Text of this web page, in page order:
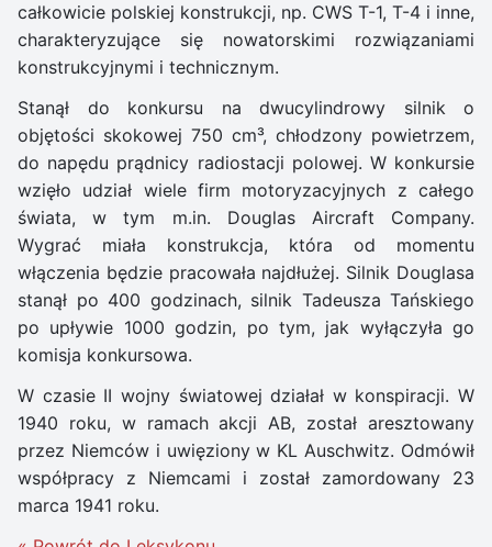
całkowicie polskiej konstrukcji, np. CWS T-1, T-4 i inne,
charakteryzujące się nowatorskimi rozwiązaniami
konstrukcyjnymi i technicznym.
Stanął do konkursu na dwucylindrowy silnik o
objętości skokowej 750 cm³, chłodzony powietrzem,
do napędu prądnicy radiostacji polowej. W konkursie
wzięło udział wiele firm motoryzacyjnych z całego
świata, w tym m.in. Douglas Aircraft Company.
Wygrać miała konstrukcja, która od momentu
włączenia będzie pracowała najdłużej. Silnik Douglasa
stanął po 400 godzinach, silnik Tadeusza Tańskiego
po upływie 1000 godzin, po tym, jak wyłączyła go
komisja konkursowa.
W czasie II wojny światowej działał w konspiracji. W
1940 roku, w ramach akcji AB, został aresztowany
przez Niemców i uwięziony w KL Auschwitz. Odmówił
współpracy z Niemcami i został zamordowany 23
marca 1941 roku.